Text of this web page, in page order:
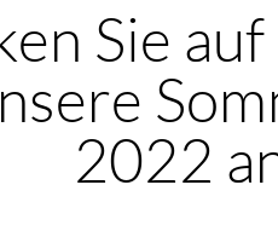
Sie
2022